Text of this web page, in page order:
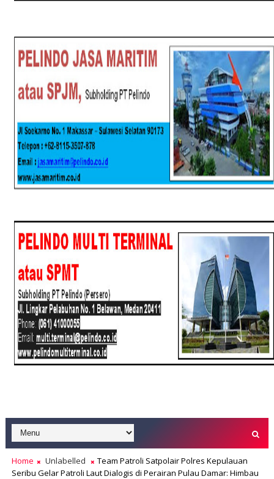
Home Unlabelled
Team Patroli Satpolair Polres Kepulauan
Seribu Gelar Patroli Laut Dialogis di Perairan Pulau Damar: Himbau